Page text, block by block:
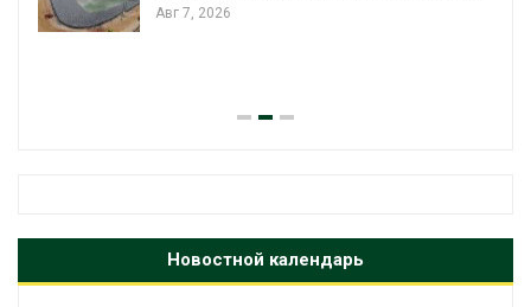
Авг 7, 2026
Новостной календарь